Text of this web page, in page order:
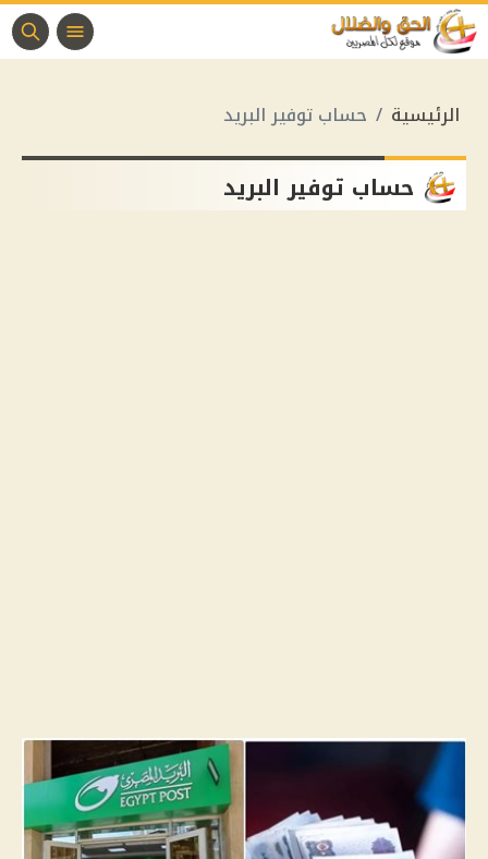
الرئيسية حساب توفير البريد
حساب توفير البريد